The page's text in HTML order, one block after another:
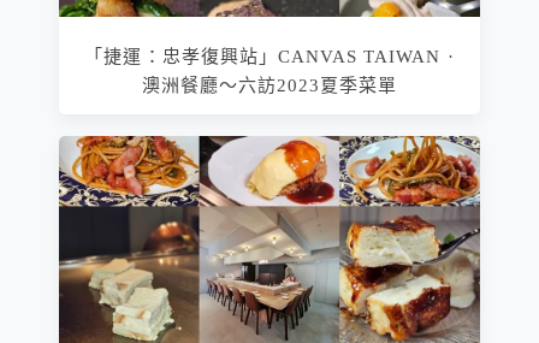
「捷運：忠孝復興站」CANVAS TAIWAN ·
澳洲餐廳～六訪2023夏季菜單